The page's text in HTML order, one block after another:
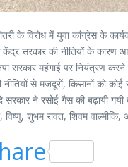
के विरोध में युवा कांग्रेस के
केंद्र सरकार की नीतियों के
सरकार महंगाई पर नियंत्रण
से मजदूरों, किसानों को
ने रसोई गैस की बढ़ायी गयी
शुभम रावत, शिवम